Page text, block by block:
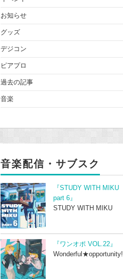
お知らせ
グッズ
デジコン
ピアプロ
過去の記事
音楽
音楽配信・サブスク
『STUDY WITH MIKU
part 6』
STUDY WITH MIKU
『ワンオポ VOL.22』
Wonderful★opportunity!